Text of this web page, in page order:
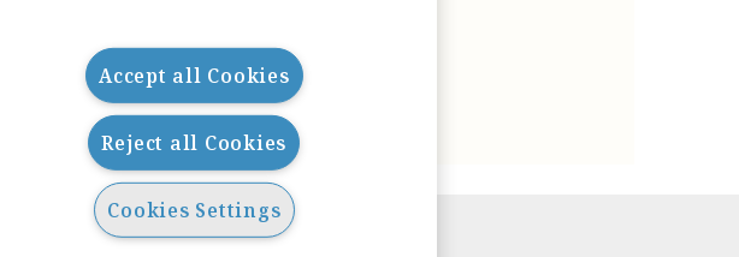
Accept all Cookies
Reject all Cookies
Cookies Settings